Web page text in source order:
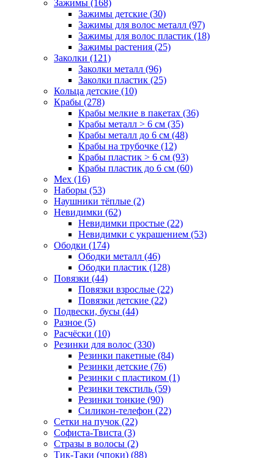
Зажимы (168)
Зажимы детские (30)
Зажимы для волос металл (97)
Зажимы для волос пластик (18)
Зажимы растения (25)
Заколки (121)
Заколки металл (96)
Заколки пластик (25)
Кольца детские (10)
Крабы (278)
Крабы мелкие в пакетах (36)
Крабы металл > 6 см (35)
Крабы металл до 6 см (48)
Крабы на трубочке (12)
Крабы пластик > 6 см (93)
Крабы пластик до 6 см (60)
Мех (16)
Наборы (53)
Наушники тёплые (2)
Невидимки (62)
Невидимки простые (22)
Невидимки с украшением (53)
Ободки (174)
Ободки металл (46)
Ободки пластик (128)
Повязки (44)
Повязки взрослые (22)
Повязки детские (22)
Подвески, бусы (44)
Разное (5)
Расчёски (10)
Резинки для волос (330)
Резинки пакетные (84)
Резинки детские (76)
Резинки с пластиком (1)
Резинки текстиль (59)
Резинки тонкие (90)
Силикон-телефон (22)
Сетки на пучок (22)
Софиста-Твиста (3)
Стразы в волосы (2)
Тик-Таки (чпоки) (88)